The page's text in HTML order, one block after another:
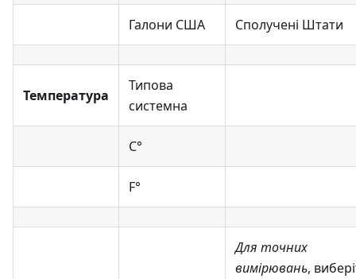
Галони США Сполучені Штати
Температура
Типова
системна
C°
F°
Для точних
вимірювань,